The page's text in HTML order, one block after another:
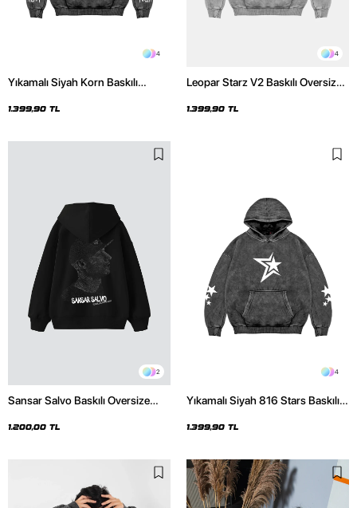
4
Yıkamalı Siyah Korn Baskılı
1.399,90 TL
4
Leopar Starz V2 Baskılı Oversize
Hoodie
1.399,90 TL
2
Sansar Salvo Baskılı Oversize
1.200,00 TL
4
Yıkamalı Siyah 816 Stars Baskılı
1.399,90 TL